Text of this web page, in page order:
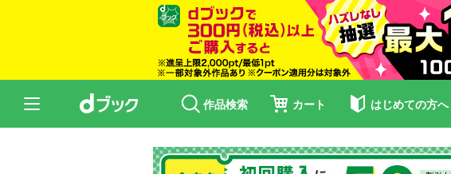
作品検索 カート はじめての方へ